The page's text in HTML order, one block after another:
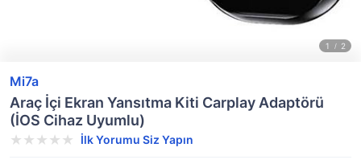
Mi7a
Araç İçi Ekran Yansıtma Kiti Carplay Adaptörü
(İOS Cihaz Uyumlu)
İlk Yorumu Siz Yapın